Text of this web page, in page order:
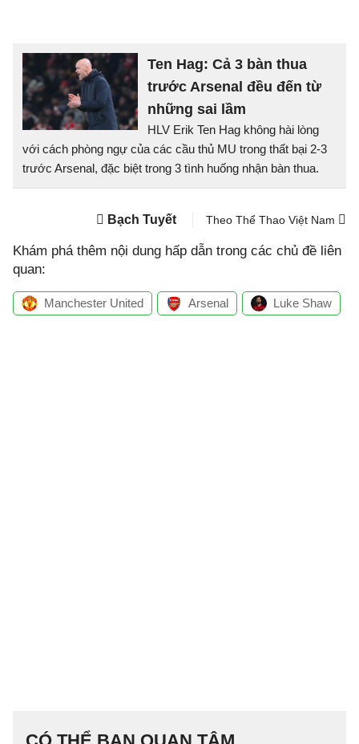
Ten Hag: Cả 3 bàn thua
trước Arsenal đều đến từ
những sai lầm
HLV Erik Ten Hag không hài lòng
với cách phòng ngự của các cầu thủ MU trong thất bại 2-3
trước Arsenal, đặc biệt trong 3 tình huống nhận bàn thua.
Bạch Tuyết Theo Thể Thao Việt Nam
Khám phá thêm nội dung hấp dẫn trong các chủ đề liên
quan:
Manchester United Arsenal Luke Shaw